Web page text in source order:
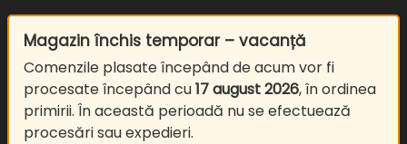
Magazin închis temporar – vacanță
Comenzile plasate începând de acum vor fi
procesate începând cu17 august 2026, în ordinea
primirii. În această perioadă nu se efectuează
procesări sau expedieri.